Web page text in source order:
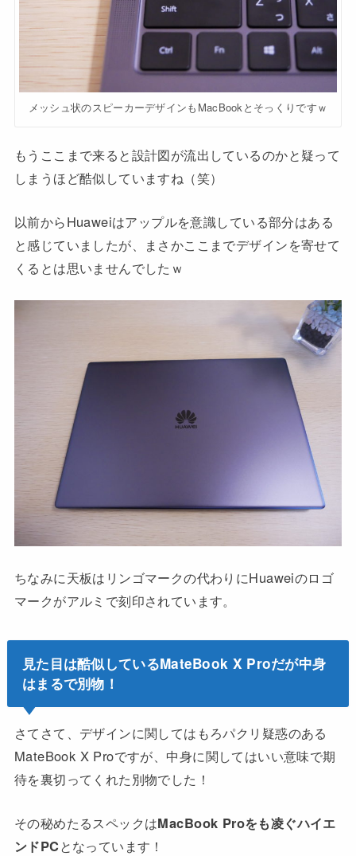
メッシュ状のスピーカーデザインもMacBookとそっくりですｗ
もうここまで来ると設計図が流出しているのかと疑って
しまうほど酷似していますね（笑）
以前からHuaweiはアップルを意識している部分はある
と感じていましたが、まさかここまでデザインを寄せて
くるとは思いませんでしたｗ
ちなみに天板はリンゴマークの代わりにHuaweiのロゴ
マークがアルミで刻印されています。
見た目は酷似しているMateBook X Proだが中身
はまるで別物！
さてさて、デザインに関してはもろパクリ疑惑のある
MateBook X Proですが、中身に関してはいい意味で期
待を裏切ってくれた別物でした！
その秘めたるスペックはMacBook Proをも凌ぐハイエ
ンドPCとなっています！